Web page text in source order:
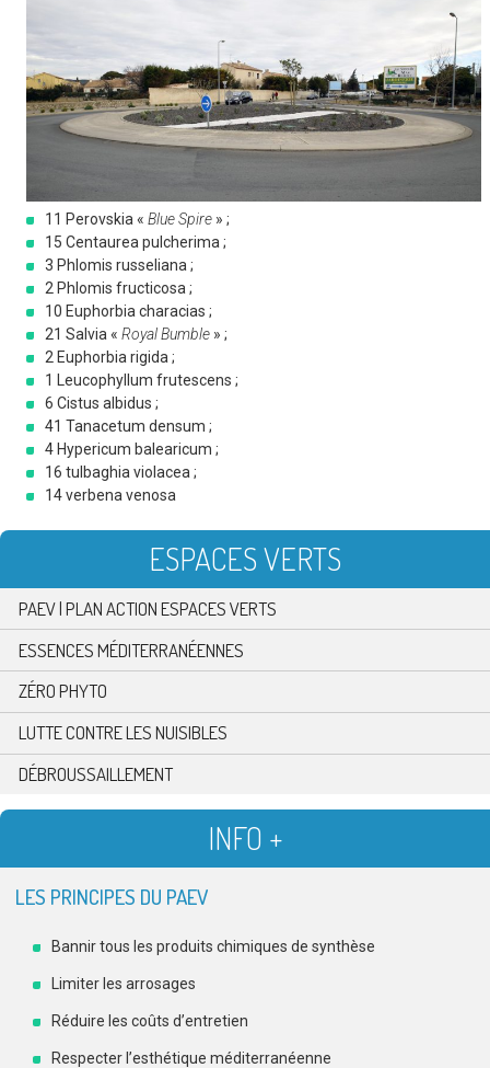
11 Perovskia « Blue Spire » ;
15 Centaurea pulcherima ;
3 Phlomis russeliana ;
2 Phlomis fructicosa ;
10 Euphorbia characias ;
21 Salvia « Royal Bumble » ;
2 Euphorbia rigida ;
1 Leucophyllum frutescens ;
6 Cistus albidus ;
41 Tanacetum densum ;
4 Hypericum balearicum ;
16 tulbaghia violacea ;
14 verbena venosa
ESPACES VERTS
PAEV | PLAN ACTION ESPACES VERTS
ESSENCES MÉDITERRANÉENNES
ZÉRO PHYTO
LUTTE CONTRE LES NUISIBLES
DÉBROUSSAILLEMENT
INFO +
LES PRINCIPES DU PAEV
Bannir tous les produits chimiques de synthèse
Limiter les arrosages
Réduire les coûts d’entretien
Respecter l’esthétique méditerranéenne